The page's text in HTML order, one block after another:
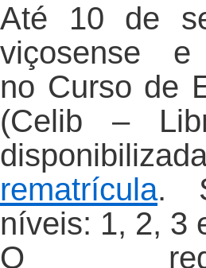
Até 10 de
viçosense
no Curso de
(Celib –
rematrícula.
níveis: 1, 2, 3
O